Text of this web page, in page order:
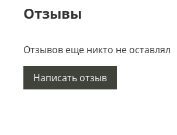
Отзывы
Отзывов еще никто не оставлял
Написать отзыв